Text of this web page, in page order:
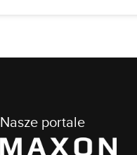
Nasze portale